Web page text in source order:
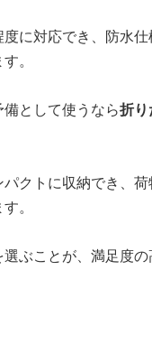
に対応でき、防水
。
として使うなら折り
クトに収納でき、
。
ぶことが、満足度